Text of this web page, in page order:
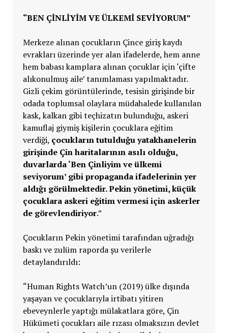
“BEN ÇİNLİYİM VE ÜLKEMİ SEVİYORUM”
Merkeze alınan çocukların Çince giriş kaydı
evrakları üzerinde yer alan ifadelerde, hem anne
hem babası kamplara alınan çocuklar için ‘çifte
alıkonulmuş aile’ tanımlaması yapılmaktadır.
Gizli çekim görüntülerinde, tesisin girişinde bir
odada toplumsal olaylara müdahalede kullanılan
kask, kalkan gibi teçhizatın bulunduğu, askeri
kamuflaj giymiş kişilerin çocuklara eğitim
verdiği, çocukların tutulduğu yatakhanelerin
girişinde Çin haritalarının asılı olduğu,
duvarlarda ‘Ben Çinliyim ve ülkemi
seviyorum’ gibi propaganda ifadelerinin yer
aldığı görülmektedir. Pekin yönetimi, küçük
çocuklara askeri eğitim vermesi için askerler
de görevlendiriyor.”
Çocukların Pekin yönetimi tarafından uğradığı
baskı ve zulüm raporda şu verilerle
detaylandırıldı:
“Human Rights Watch’un (2019) ülke dışında
yaşayan ve çocuklarıyla irtibatı yitiren
ebeveynlerle yaptığı mülakatlara göre, Çin
Hükümeti çocukları aile rızası olmaksızın devlet